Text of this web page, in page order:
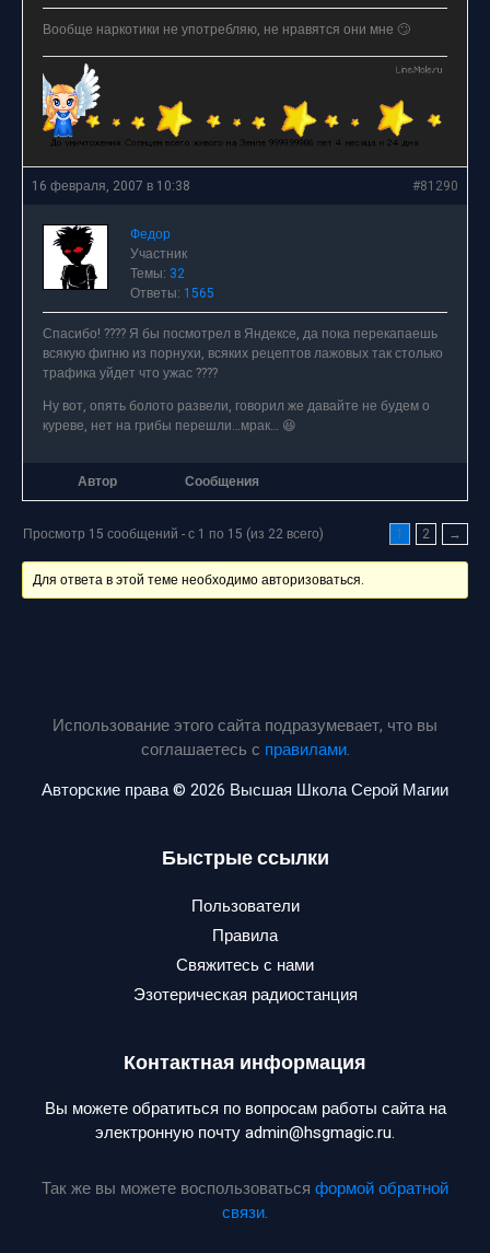
Вообще наркотики не употребляю, не нравятся они мне 🙄
16 февраля, 2007 в 10:38 #81290
Федор
Участник
Темы: 32
Ответы: 1565
Спасибо! ???? Я бы посмотрел в Яндексе, да пока перекапаешь
всякую фигню из порнухи, всяких рецептов лажовых так столько
трафика уйдет что ужас ????
Ну вот, опять болото развели, говорил же давайте не будем о
куреве, нет на грибы перешли…мрак… 😆
Автор Сообщения
Просмотр 15 сообщений - с 1 по 15 (из 22 всего) 1 2 →
Для ответа в этой теме необходимо авторизоваться.
Использование этого сайта подразумевает, что вы
соглашаетесь с правилами.
Авторские права © 2026 Высшая Школа Серой Магии
Быстрые ссылки
Пользователи
Правила
Свяжитесь с нами
Эзотерическая радиостанция
Контактная информация
Вы можете обратиться по вопросам работы сайта на
электронную почту admin@hsgmagic.ru.
Так же вы можете воспользоваться формой обратной
связи.